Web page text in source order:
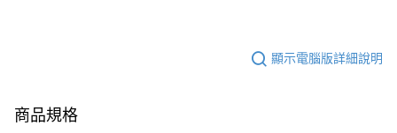
顯示電腦版詳細說明
商品規格